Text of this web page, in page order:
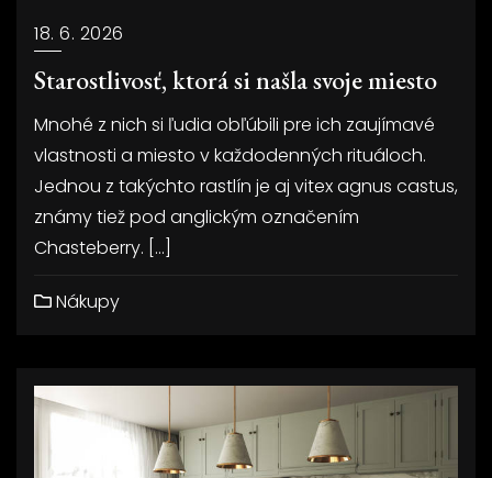
18. 6. 2026
Starostlivosť, ktorá si našla svoje miesto
Mnohé z nich si ľudia obľúbili pre ich zaujímavé
vlastnosti a miesto v každodenných rituáloch.
Jednou z takýchto rastlín je aj vitex agnus castus,
známy tiež pod anglickým označením
Chasteberry. […]
Nákupy